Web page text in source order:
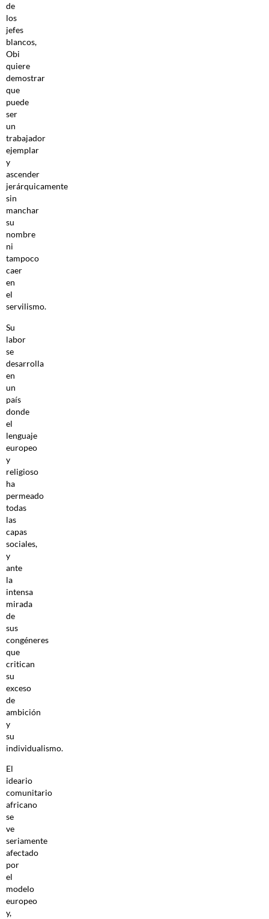
de
los
jefes
blancos,
Obi
quiere
demostrar
que
puede
ser
un
trabajador
ejemplar
y
ascender
jerárquicamente
sin
manchar
su
nombre
ni
tampoco
caer
en
el
servilismo.
Su
labor
se
desarrolla
en
un
país
donde
el
lenguaje
europeo
y
religioso
ha
permeado
todas
las
capas
sociales,
y
ante
la
intensa
mirada
de
sus
congéneres
que
critican
su
exceso
de
ambición
y
su
individualismo.
El
ideario
comunitario
africano
se
ve
seriamente
afectado
por
el
modelo
europeo
y,